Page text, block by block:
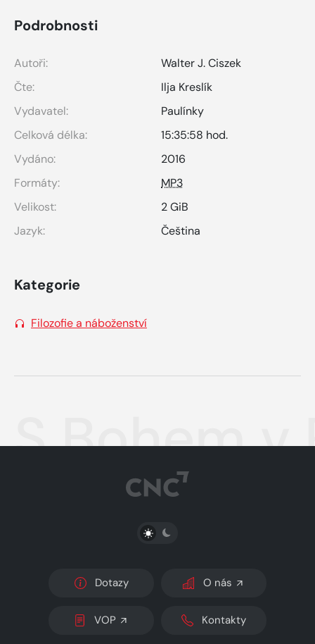
Podrobnosti
Autoři:
Walter J. Ciszek
Čte:
Ilja Kreslík
Vydavatel:
Paulínky
Celková délka:
15:35:58 hod.
Vydáno:
2016
Formáty:
MP3
Velikost:
2 GiB
Jazyk:
Čeština
Kategorie
Filozofie a náboženství
S Bohem v
PŘEPNOUT SVĚTLÝ/TMAVÝ REŽIM
Dotazy O nás
VOP Kontakty